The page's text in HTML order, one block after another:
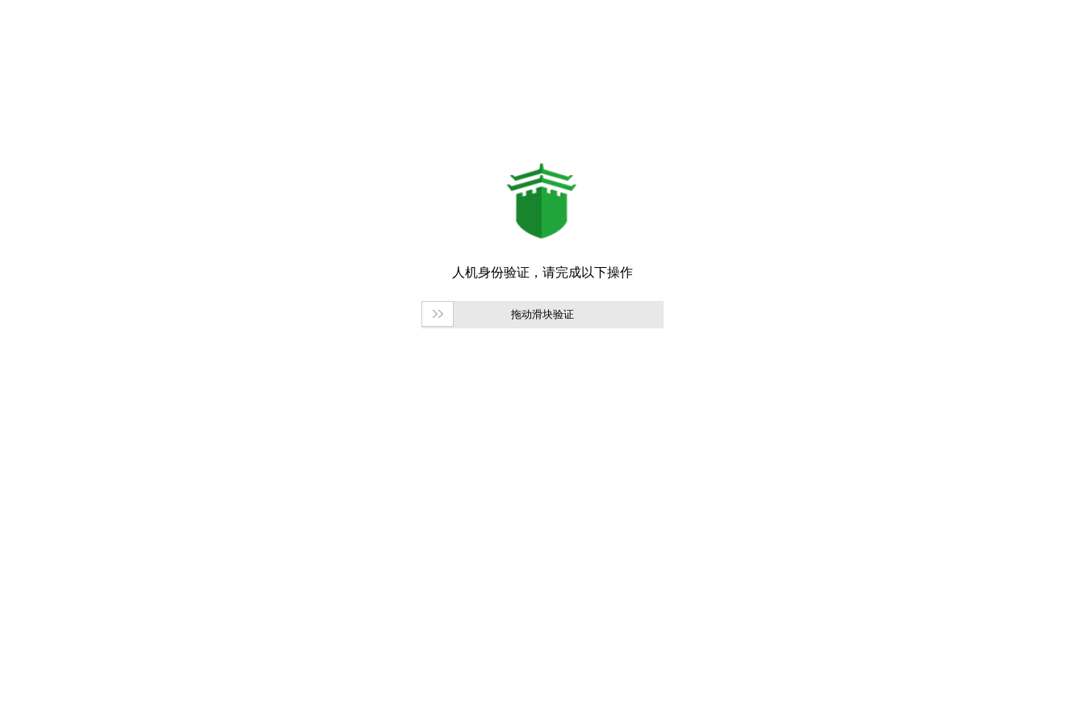
拖动滑块验证